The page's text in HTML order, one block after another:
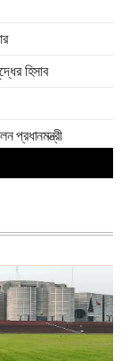
হিসাব
প্রধানমন্ত্রী
অঙ্গীকারবদ্ধ :
: প্রধানমন্ত্রী তারেক